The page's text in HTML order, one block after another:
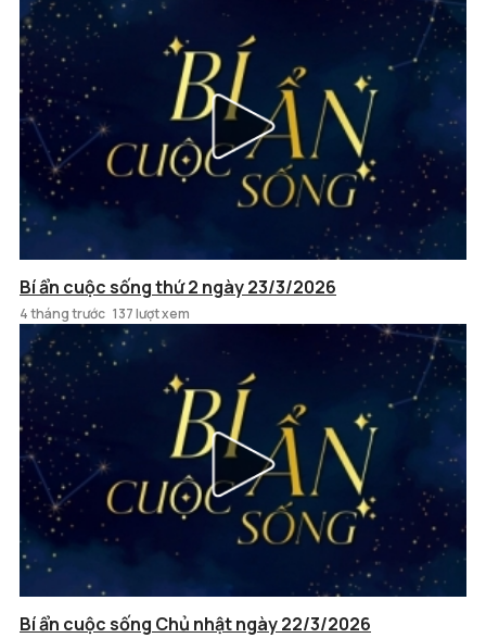
Bí ẩn cuộc sống thứ 2 ngày 23/3/2026
4 tháng trước 137 lượt xem
Bí ẩn cuộc sống Chủ nhật ngày 22/3/2026